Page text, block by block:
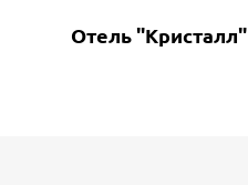
Отель "Кристалл"